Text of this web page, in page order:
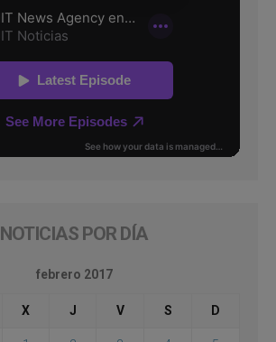
NOTICIAS POR DÍA
febrero 2017
X J V S D